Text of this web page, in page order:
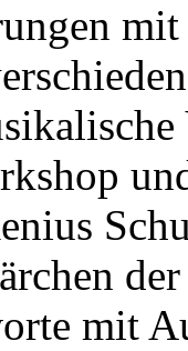
mit